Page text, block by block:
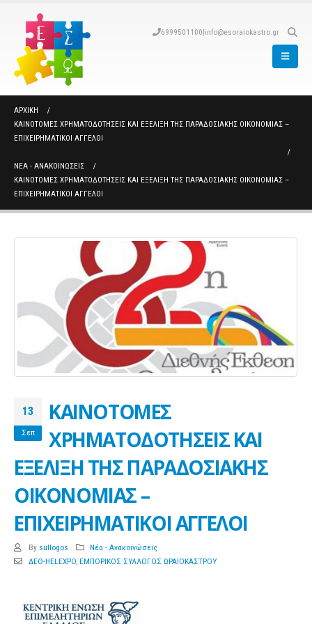
6999501100|info@esoraiokastro.gr
ΑΡΧΙΚΉ
ΚΑΙΝΟΤΟΜΕΣ ΧΡΗΜΑΤΟΔΟΤΗΣΕΙΣ ΚΑΙ ΕΞΕΛΙΞΗ ΤΗΣ ΠΑΡΑΔΟΣΙΑΚΗΣ ΟΙΚΟΝΟΜΙΑΣ –
ΕΠΙΧΕΙΡΗΜΑΤΙΚΟΙ ΑΓΓΕΛΟΙ
ΝΈΑ - ΑΝΑΚΟΙΝΏΣΕΙΣ
ΚΑΙΝΟΤΟΜΕΣ ΧΡΗΜΑΤΟΔΟΤΗΣΕΙΣ ΚΑΙ ΕΞΕΛΙΞΗ ΤΗΣ ΠΑΡΑΔΟΣΙΑΚΗΣ ΟΙΚΟΝΟΜΙΑΣ –
ΕΠΙΧΕΙΡΗΜΑΤΙΚΟΙ ΑΓΓΕΛΟΙ
13
Σεπ
ΚΑΙΝΟΤΟΜΕΣ
ΧΡΗΜΑΤΟΔΟΤΗΣΕΙΣ ΚΑΙ
ΕΞΕΛΙΞΗ ΤΗΣ ΠΑΡΑΔΟΣΙΑΚΗΣ
ΟΙΚΟΝΟΜΙΑΣ –
ΕΠΙΧΕΙΡΗΜΑΤΙΚΟΙ ΑΓΓΕΛΟΙ
By sullogos
Νέα - Ανακοινώσεις
ΔΕΘ-HELEXPO, ΕΜΠΟΡΙΚΟΣ ΣΥΛΛΟΓΟΣ ΩΡΑΙΟΚΑΣΤΡΟΥ